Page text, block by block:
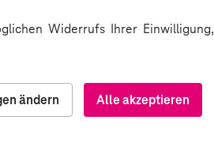
Widerrufs Ihrer Einwilligung,
Alle akzeptieren
ändern